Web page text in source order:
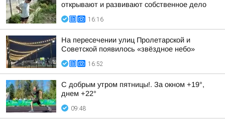
открывают и развивают собственное дело
16:16
На пересечении улиц Пролетарской и
Советской появилось «звёздное небо»
16:52
С добрым утром пятницы!. За окном +19°,
днем +22°
09:48